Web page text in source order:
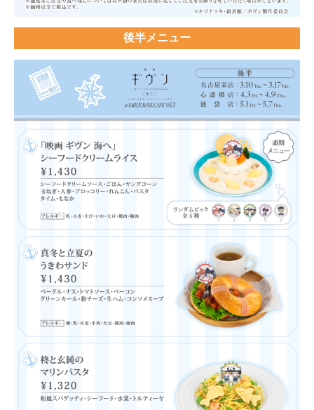
後半メニュー